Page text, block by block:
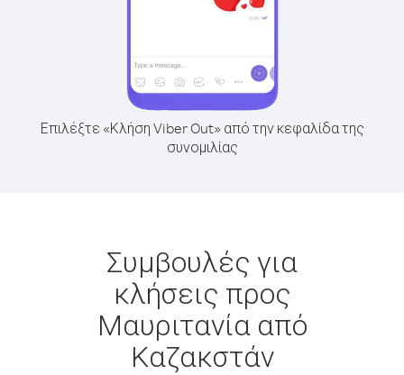
Επιλέξτε «Κλήση Viber Out» από την κεφαλίδα της
συνομιλίας
Συμβουλές για
κλήσεις προς
Μαυριτανία από
Καζακστάν